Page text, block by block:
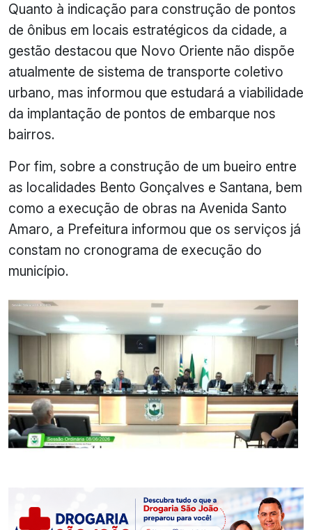
Quanto à indicação para construção de pontos
de ônibus em locais estratégicos da cidade, a
gestão destacou que Novo Oriente não dispõe
atualmente de sistema de transporte coletivo
urbano, mas informou que estudará a viabilidade
da implantação de pontos de embarque nos
bairros.
Por fim, sobre a construção de um bueiro entre
as localidades Bento Gonçalves e Santana, bem
como a execução de obras na Avenida Santo
Amaro, a Prefeitura informou que os serviços já
constam no cronograma de execução do
município.